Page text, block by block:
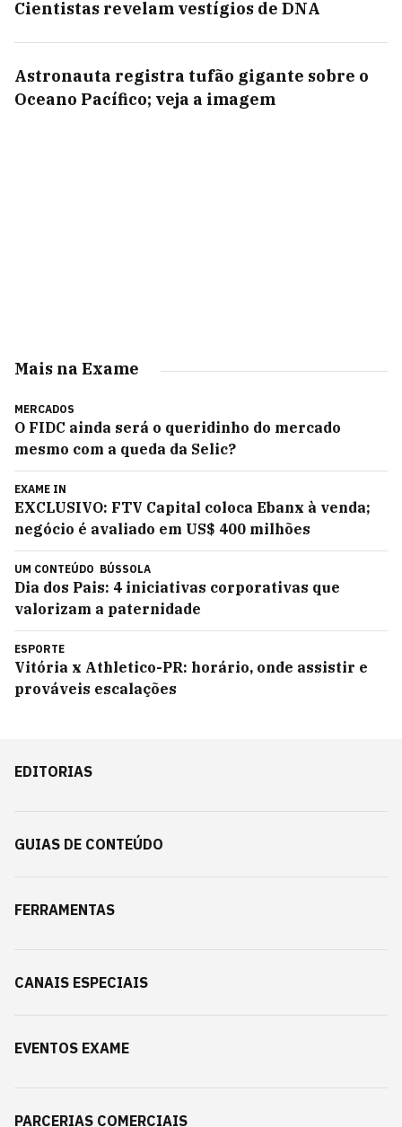
Cientistas revelam vestígios de DNA
Astronauta registra tufão gigante sobre o
Oceano Pacífico; veja a imagem
Mais na Exame
MERCADOS
O FIDC ainda será o queridinho do mercado
mesmo com a queda da Selic?
EXAME IN
EXCLUSIVO: FTV Capital coloca Ebanx à venda;
negócio é avaliado em US$ 400 milhões
UM CONTEÚDO BÚSSOLA
Dia dos Pais: 4 iniciativas corporativas que
valorizam a paternidade
ESPORTE
Vitória x Athletico-PR: horário, onde assistir e
prováveis escalações
EDITORIAS
GUIAS DE CONTEÚDO
FERRAMENTAS
CANAIS ESPECIAIS
EVENTOS EXAME
PARCERIAS COMERCIAIS